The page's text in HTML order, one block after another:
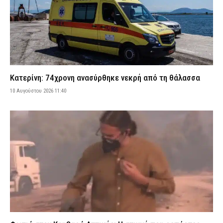
ΕΙΔΗΣΕΙΣ 10 Αυγούστου 2026 09:32
Συνελήφθησαν τέσσερα άτομα στη Θεσσαλονίκη – Χτύπησαν
19χρονο για να τον ληστέψουν
ΑΣΤΥΝΟΜΙΑ 10 Αυγούστου 2026 09:19
Ηλεία: Σε κρίσιμη κατάσταση 31χρονη μητέρα μετά από βουτιά
στη θάλασσα στο Βαρθολομιό – Συνελήφθη ο σύζυγός της
την καταδίωξη BMW – Αναβάτες μηχανής έσπασαν τα τζάμια
ΑΣΤΥΝΟΜΙΑ 10 Αυγούστου 2026 08:53
Γυαλιά με κρυφή κάμερα: Πώς μπορούν να σε βιντεοσκοπήσουν
χωρίς να το καταλάβεις
LIFE 10 Αυγούστου 2026 08:40
Φωτιά τώρα στον Κουβαρά – Ήχησε το «112» για εκκένωση του
Αγίου Στυλιανού
ΕΙΔΗΣΕΙΣ 10 Αυγούστου 2026 08:28
Κατερίνη: 74χρονη ανασύρθηκε νεκρή από τη θάλασσα
10 Αυγούστου 2026 11:40